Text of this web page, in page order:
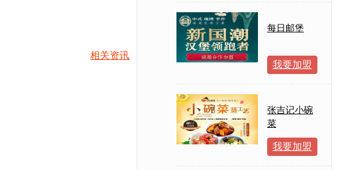
相关资讯
每日邮堡
我要加盟
张吉记小碗
菜
我要加盟